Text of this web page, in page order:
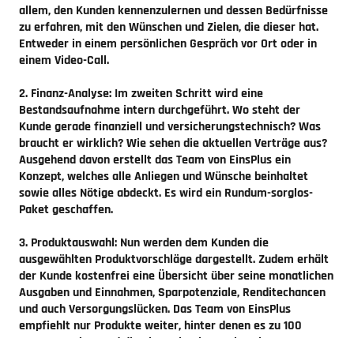
allem, den Kunden kennenzulernen und dessen Bedürfnisse
zu erfahren, mit den Wünschen und Zielen, die dieser hat.
Entweder in einem persönlichen Gespräch vor Ort oder in
einem Video-Call.
2. Finanz-Analyse: Im zweiten Schritt wird eine
Bestandsaufnahme intern durchgeführt. Wo steht der
Kunde gerade finanziell und versicherungstechnisch? Was
braucht er wirklich? Wie sehen die aktuellen Verträge aus?
Ausgehend davon erstellt das Team von EinsPlus ein
Konzept, welches alle Anliegen und Wünsche beinhaltet
sowie alles Nötige abdeckt. Es wird ein Rundum-sorglos-
Paket geschaffen.
3. Produktauswahl: Nun werden dem Kunden die
ausgewählten Produktvorschläge dargestellt. Zudem erhält
der Kunde kostenfrei eine Übersicht über seine monatlichen
Ausgaben und Einnahmen, Sparpotenziale, Renditechancen
und auch Versorgungslücken. Das Team von EinsPlus
empfiehlt nur Produkte weiter, hinter denen es zu 100